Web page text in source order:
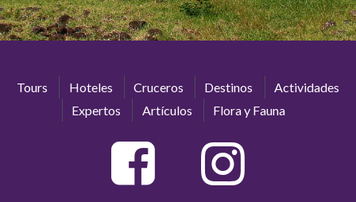
Tours Hoteles Cruceros Destinos
Actividades
Expertos
Artículos Flora y Fauna